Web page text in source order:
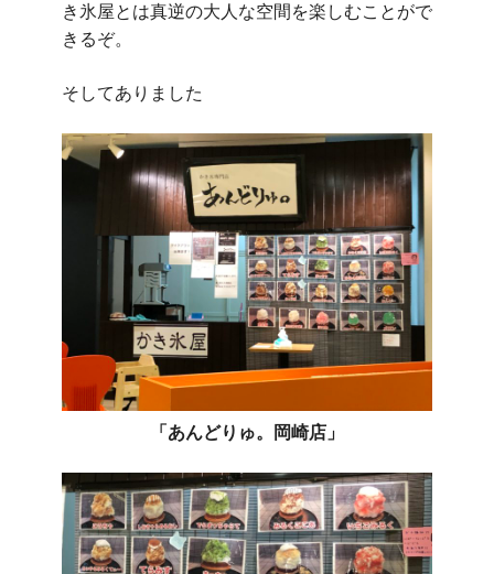
き氷屋とは真逆の大人な空間を楽しむことがで
きるぞ。
そしてありました
「あんどりゅ。岡崎店」